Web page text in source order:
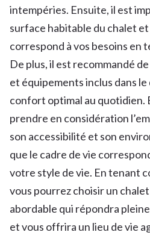
intempéries. Ensuite, il est
surface habitable du chalet et
correspond à vos besoins en
De plus, il est recommandé
et équipements inclus dans
confort optimal au quotidien.
prendre en considération
son accessibilité et son
que le cadre de vie
votre style de vie. En tenant
vous pourrez choisir un
abordable qui répondra
et vous offrira un lieu de vie